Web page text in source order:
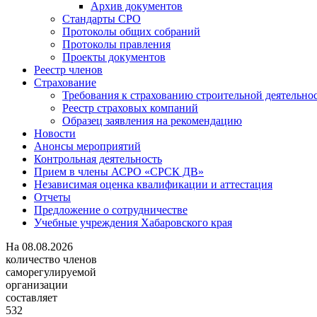
Архив документов
Стандарты СРО
Протоколы общих собраний
Протоколы правления
Проекты документов
Реестр членов
Страхование
Требования к страхованию строительной
Реестр страховых компаний
Образец заявления на рекомендацию
Новости
Анонсы мероприятий
Контрольная деятельность
Прием в члены АСРО «СРСК ДВ»
Независимая оценка квалификации и аттестация
Отчеты
Предложение о сотрудничестве
Учебные учреждения Хабаровского края
На 08.08.2026
количество членов
саморегулируемой
организации
составляет
532